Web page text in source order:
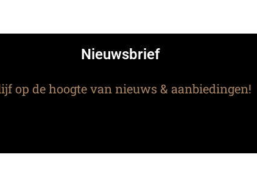
Nieuwsbrief
op de hoogte van nieuws & aanbiedingen!